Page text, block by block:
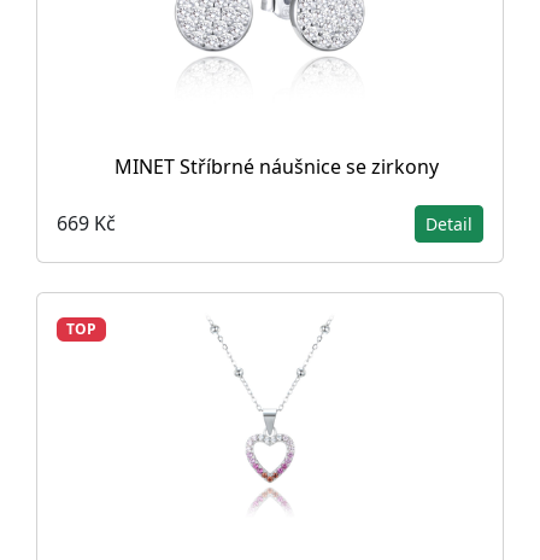
MINET Stříbrné náušnice se zirkony
669 Kč Detail
TOP